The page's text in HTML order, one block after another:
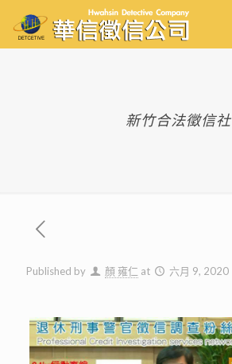
新竹合法徵信社
Published by 顏 雍仁 at 六月 9, 2020